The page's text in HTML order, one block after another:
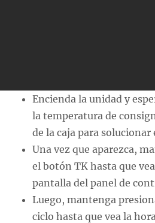
Encienda la unidad y
la temperatura de
de la caja para solucionar
Una vez que aparezca,
el botón TK hasta que
pantalla del panel de
Luego, mantenga
ciclo hasta que vea la